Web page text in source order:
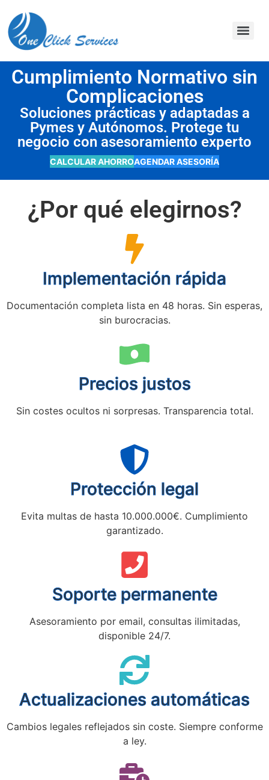
Cumplimiento Normativo sin
Complicaciones
Soluciones prácticas y adaptadas a
Pymes y Autónomos. Protege tu
negocio con asesoramiento experto
CALCULAR AHORROAGENDAR ASESORÍA
¿Por qué elegirnos?
Implementación rápida
Documentación completa lista en 48 horas. Sin esperas,
sin burocracias.
Precios justos
Sin costes ocultos ni sorpresas. Transparencia total.
Protección legal
Evita multas de hasta 10.000.000€. Cumplimiento
garantizado.
Soporte permanente
Asesoramiento por email, consultas ilimitadas,
disponible 24/7.
Actualizaciones automáticas
Cambios legales reflejados sin coste. Siempre conforme
a ley.